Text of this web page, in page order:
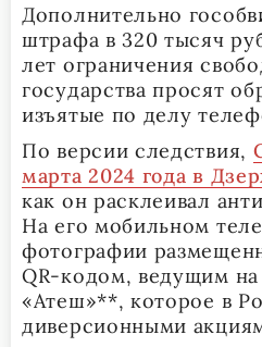
Дополнительно
штрафа в 320 тысяч
лет ограничения
государства просят
изъятые по делу
По версии следствия,
марта 2024 года в
как он расклеивал
На его мобильном
фотографии
QR-кодом, ведущим
«Атеш»**, которое в
диверсионными